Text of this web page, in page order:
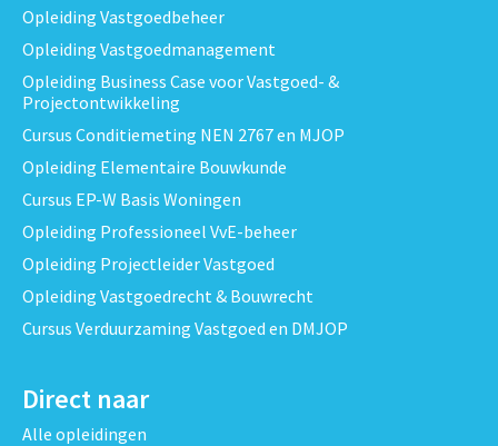
Opleiding Vastgoedbeheer
Opleiding Vastgoedmanagement
Opleiding Business Case voor Vastgoed- &
Projectontwikkeling
Cursus Conditiemeting NEN 2767 en MJOP
Opleiding Elementaire Bouwkunde
Cursus EP-W Basis Woningen
Opleiding Professioneel VvE-beheer
Opleiding Projectleider Vastgoed
Opleiding Vastgoedrecht & Bouwrecht
Cursus Verduurzaming Vastgoed en DMJOP
Direct naar
Alle opleidingen